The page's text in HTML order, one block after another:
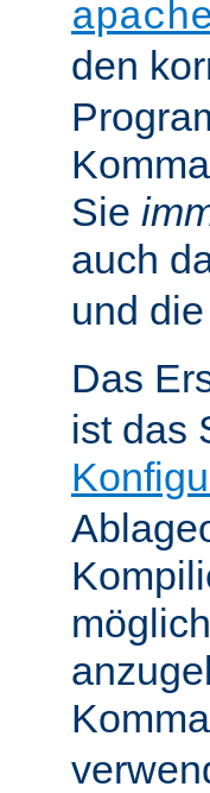
den
Sie
auch
und
Das
ist das